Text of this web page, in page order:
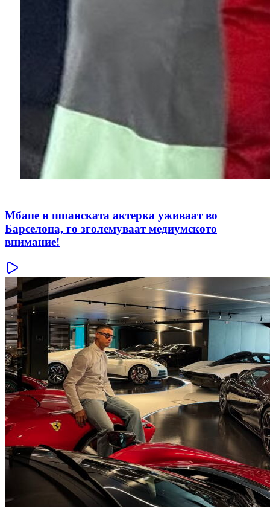
Мбапе и шпанската актерка уживаат во
Барселона, го зголемуваат медиумското
внимание!